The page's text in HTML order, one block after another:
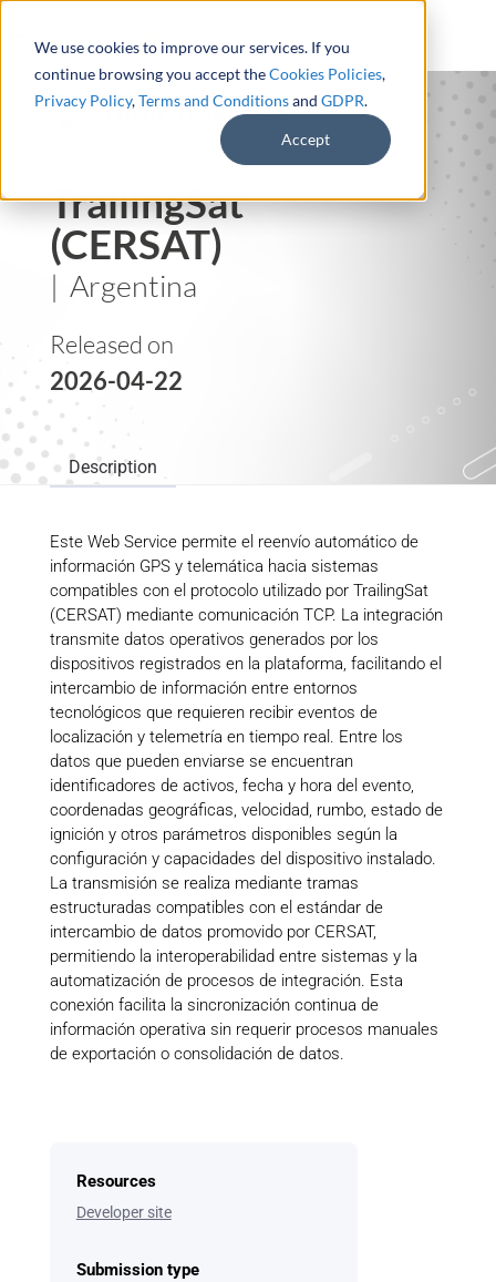
We use cookies to improve our services. If you
continue browsing you accept theCookies Policies,
Privacy Policy,Terms and Conditionsand GDPR.
Accept
TrailingSat
(CERSAT)
| Argentina
Released on
2026-04-22
Description
Este Web Service permite el reenvío automático de
información GPS y telemática hacia sistemas
compatibles con el protocolo utilizado por TrailingSat
(CERSAT) mediante comunicación TCP. La integración
transmite datos operativos generados por los
dispositivos registrados en la plataforma, facilitando el
intercambio de información entre entornos
tecnológicos que requieren recibir eventos de
localización y telemetría en tiempo real. Entre los
datos que pueden enviarse se encuentran
identificadores de activos, fecha y hora del evento,
coordenadas geográficas, velocidad, rumbo, estado de
ignición y otros parámetros disponibles según la
configuración y capacidades del dispositivo instalado.
La transmisión se realiza mediante tramas
estructuradas compatibles con el estándar de
intercambio de datos promovido por CERSAT,
permitiendo la interoperabilidad entre sistemas y la
automatización de procesos de integración. Esta
conexión facilita la sincronización continua de
información operativa sin requerir procesos manuales
de exportación o consolidación de datos.
Resources
Developer site
Submission type